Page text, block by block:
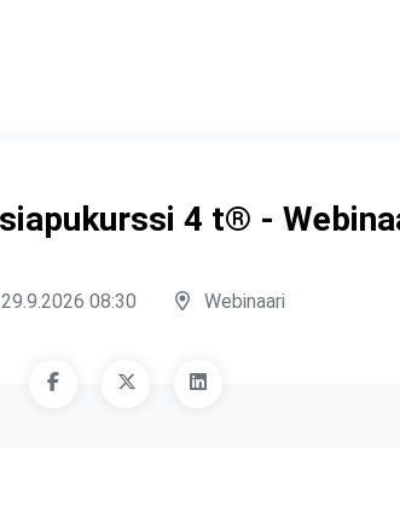
4 t® -
29.9.2026 08:30 Webinaari